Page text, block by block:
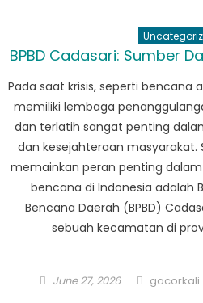
BPBD Cadasari: Sumber
Pada saat krisis, seperti bencana
memiliki lembaga
dan terlatih sangat penting
dan kesejahteraan masyarakat.
memainkan peran penting
bencana di Indonesia adalah
Bencana Daerah (BPBD)
sebuah kecamatan di
Posted
June 27, 2026 Author
gacorkali